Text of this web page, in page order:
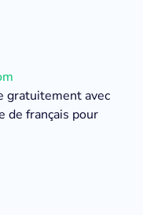
gratuitement avec
de français pour